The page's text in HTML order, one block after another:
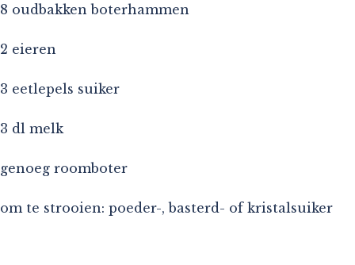
8 oudbakken boterhammen
2 eieren
3 eetlepels suiker
3 dl melk
genoeg roomboter
om te strooien: poeder-, basterd- of kristalsuiker